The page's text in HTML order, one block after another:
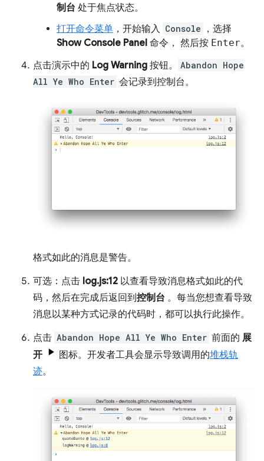
制台 处于焦点状态。
打开命令菜单 ，开始输入 Console
，选择
Show Console Panel 命令， 然后按 Enter。
点击演示中的 Log Warning 按钮。
Abandon Hope
All Ye Who Enter 会记录到控制台。
格式如此的消息是警告。
可选：点击 log.js:12 以查看导致消息格式如此的代
码，然后在完成后返回到控制台 。每当您想查看导致
消息以某种方式记录的代码时，都可以执行此操作。
点击 Abandon Hope All Ye Who Enter 前面的 展
开
图标。开发者工具会显示导致调用的堆栈轨
迹。